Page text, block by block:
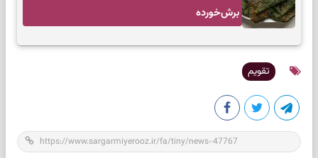
برش‌خورده
تقویم